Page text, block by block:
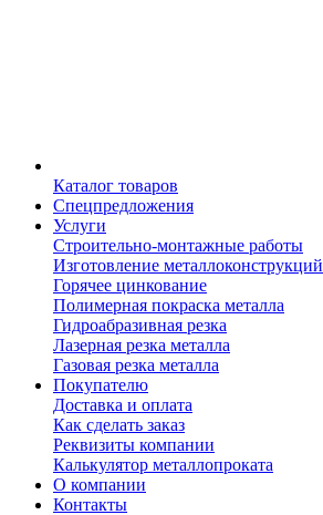
Каталог товаров
Спецпредложения
Услуги
Строительно-монтажные работы
Изготовление металлоконструкций
Горячее цинкование
Полимерная покраска металла
Гидроабразивная резка
Лазерная резка металла
Газовая резка металла
Покупателю
Доставка и оплата
Как сделать заказ
Реквизиты компании
Калькулятор металлопроката
О компании
Контакты